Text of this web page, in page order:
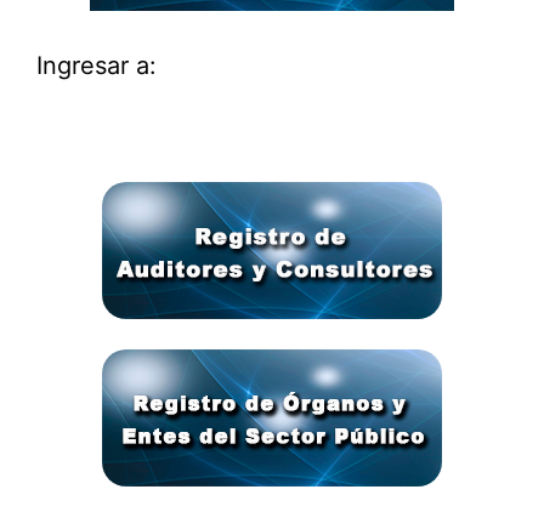
Ingresar a: